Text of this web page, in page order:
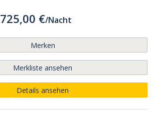
725,00 €/Nacht
Merken
Merkliste ansehen
Details ansehen